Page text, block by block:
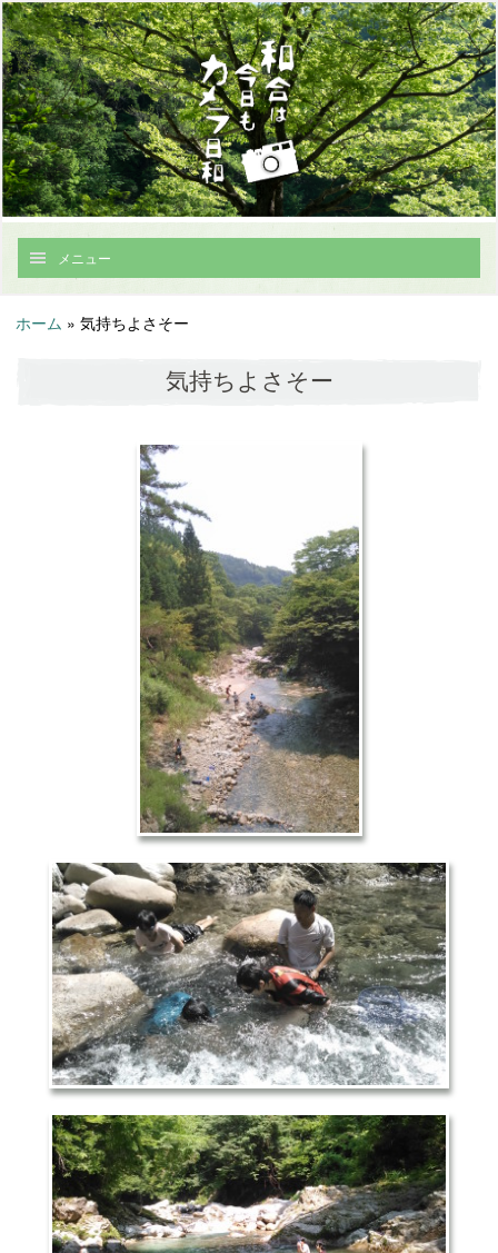
メニュー
ホーム » 気持ちよさそー
気持ちよさそー